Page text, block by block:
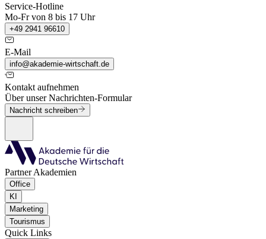
Service-Hotline
Mo-Fr von 8 bis 17 Uhr
+49 2941 96610
E-Mail
info@akademie-wirtschaft.de
Kontakt aufnehmen
Über unser Nachrichten-Formular
Nachricht schreiben
Partner Akademien
Office
KI
Marketing
Tourismus
Quick Links